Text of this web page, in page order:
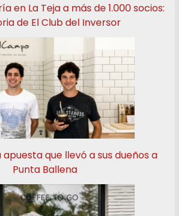
en La Teja a más de 1.000 socios:
de El Club del Inversor
que llevó a sus dueños a
Punta Ballena